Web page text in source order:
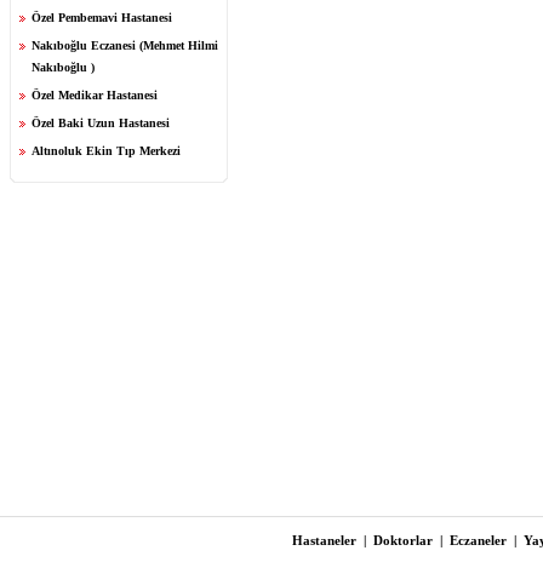
Özel Pembemavi Hastanesi
Nakıboğlu Eczanesi (Mehmet Hilmi
Nakıboğlu )
Özel Medikar Hastanesi
Özel Baki Uzun Hastanesi
Altınoluk Ekin Tıp Merkezi
Hastaneler | Doktorlar | Eczaneler |